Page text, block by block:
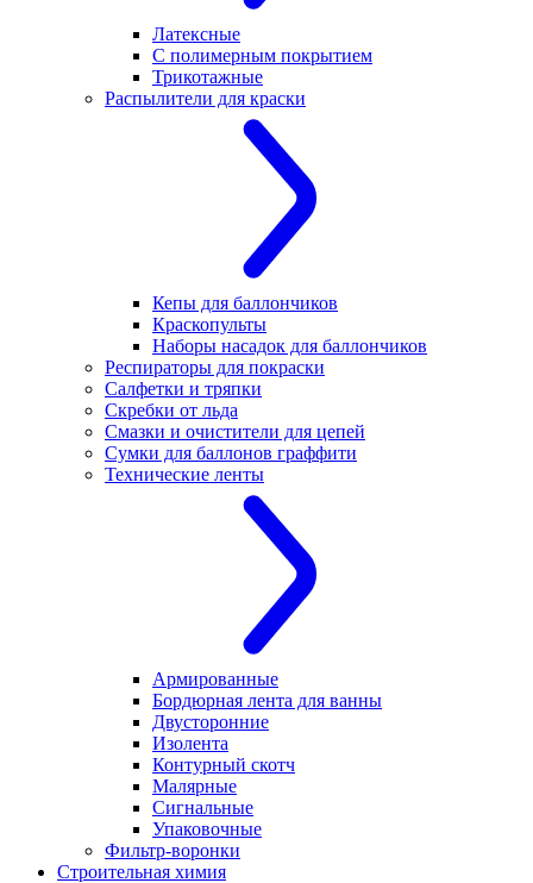
Латексные
С полимерным покрытием
Трикотажные
Распылители для краски
Кепы для баллончиков
Краскопульты
Наборы насадок для баллончиков
Респираторы для покраски
Салфетки и тряпки
Скребки от льда
Смазки и очистители для цепей
Сумки для баллонов граффити
Технические ленты
Армированные
Бордюрная лента для ванны
Двусторонние
Изолента
Контурный скотч
Малярные
Сигнальные
Упаковочные
Фильтр-воронки
Строительная химия